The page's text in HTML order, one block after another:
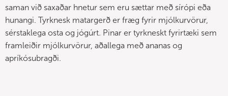
saman við saxaðar hnetur sem eru sættar með sírópi eða
hunangi. Tyrknesk matargerð er fræg fyrir mjólkurvörur,
sérstaklega osta og jógúrt. Pinar er tyrkneskt fyrirtæki sem
framleiðir mjólkurvörur, aðallega með ananas og
apríkósubragði.